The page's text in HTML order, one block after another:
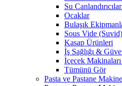
Su
Ocaklar
Bulaşık
Sous Vide
Kasap Ürünleri
İş Sağlığı &
İçecek
Tümünü Gör
Pasta ve Pastane